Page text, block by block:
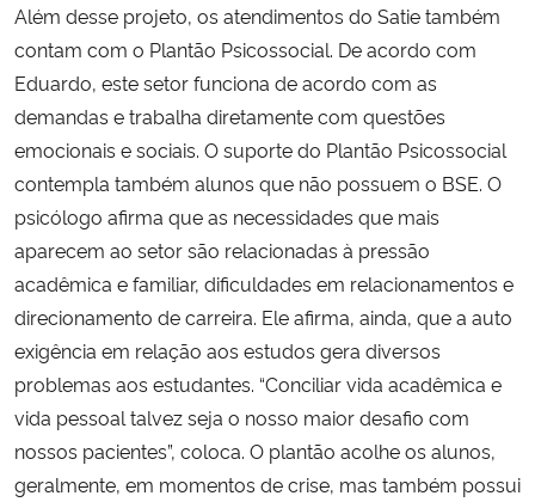
Além desse projeto, os atendimentos do Satie também
contam com o Plantão Psicossocial. De acordo com
Eduardo, este setor funciona de acordo com as
demandas e trabalha diretamente com questões
emocionais e sociais. O suporte do Plantão Psicossocial
contempla também alunos que não possuem o BSE. O
psicólogo afirma que as necessidades que mais
aparecem ao setor são relacionadas à pressão
acadêmica e familiar, dificuldades em relacionamentos e
direcionamento de carreira. Ele afirma, ainda, que a auto
exigência em relação aos estudos gera diversos
problemas aos estudantes. “Conciliar vida acadêmica e
vida pessoal talvez seja o nosso maior desafio com
nossos pacientes”, coloca. O plantão acolhe os alunos,
geralmente, em momentos de crise, mas também possui